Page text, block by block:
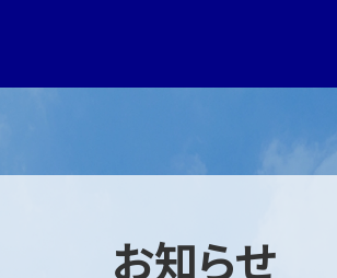
お知らせ